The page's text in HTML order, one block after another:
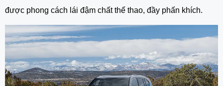
được phong cách lái đậm chất thể thao, đầy phấn khích.